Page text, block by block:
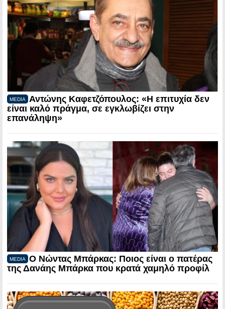
MEDIA
Αντώνης Καφετζόπουλος: «Η επιτυχία δεν
είναι καλό πράγμα, σε εγκλωβίζει στην
επανάληψη»
MEDIA
Ο Νώντας Μπάρκας: Ποιος είναι ο πατέρας
της Δανάης Μπάρκα που κρατά χαμηλό προφίλ